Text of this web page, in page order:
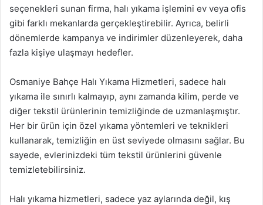
seçenekleri sunan firma, halı yıkama işlemini ev veya ofis
gibi farklı mekanlarda gerçekleştirebilir. Ayrıca, belirli
dönemlerde kampanya ve indirimler düzenleyerek, daha
fazla kişiye ulaşmayı hedefler.
Osmaniye Bahçe Halı Yıkama Hizmetleri, sadece halı
yıkama ile sınırlı kalmayıp, aynı zamanda kilim, perde ve
diğer tekstil ürünlerinin temizliğinde de uzmanlaşmıştır.
Her bir ürün için özel yıkama yöntemleri ve teknikleri
kullanarak, temizliğin en üst seviyede olmasını sağlar. Bu
sayede, evlerinizdeki tüm tekstil ürünlerini güvenle
temizletebilirsiniz.
Halı yıkama hizmetleri, sadece yaz aylarında değil, kış